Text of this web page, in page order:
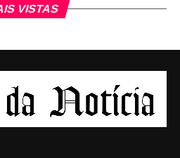
câncer no pulmão.
VISTAS